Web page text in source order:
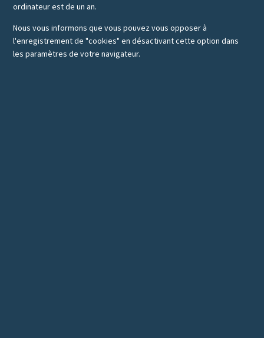
ordinateur est de un an.
Nous vous informons que vous pouvez vous opposer à
l'enregistrement de "cookies" en désactivant cette option dans
les paramètres de votre navigateur.